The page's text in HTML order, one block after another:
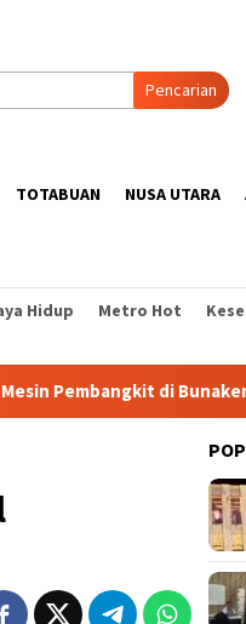
Pencarian
TOTABUAN NUSA UTARA
Hidup Metro Hot
di Bunaken Alami